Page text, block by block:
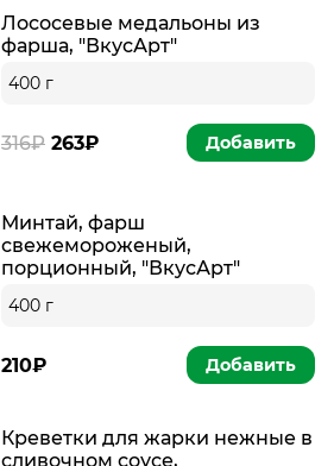
Лососевыe медальоны из
фарша, "ВкусАрт"
400 г
316₽ 263₽ Добавить
Минтай, фарш
свежемороженый,
порционный, "ВкусАрт"
400 г
210₽ Добавить
Креветки для жарки нежные в
сливочном соусе,